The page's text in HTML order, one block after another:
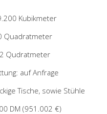
Kubikmeter
Quadratmeter
Qudratmeter
auf Anfrage
Tische, sowie Stühle
DM (951.002 €)